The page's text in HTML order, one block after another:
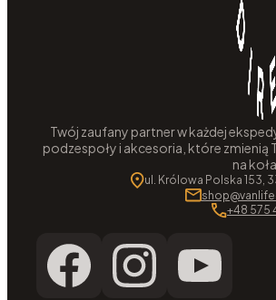
Twój zaufany partner w każdej
podzespoły i akcesoria, które zmienią
na
ul. Królowa Polska 153,
+48 575